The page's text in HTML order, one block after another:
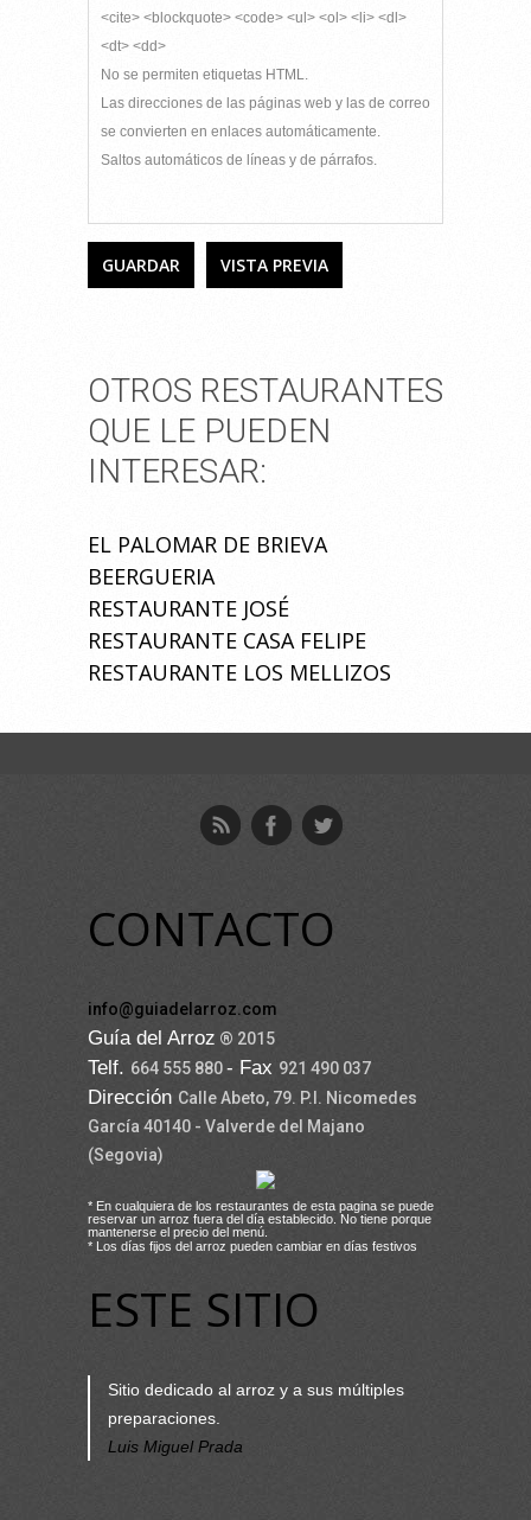
<cite> <blockquote> <code> <ul> <ol> <li> <dl>
<dt> <dd>
No se permiten etiquetas HTML.
Las direcciones de las páginas web y las de correo
se convierten en enlaces automáticamente.
Saltos automáticos de líneas y de párrafos.
OTROS RESTAURANTES
QUE LE PUEDEN
INTERESAR:
EL PALOMAR DE BRIEVA
BEERGUERIA
RESTAURANTE JOSÉ
RESTAURANTE CASA FELIPE
RESTAURANTE LOS MELLIZOS
CONTACTO
info@guiadelarroz.com
Guía del Arroz ® 2015
Telf. 664 555 880- Fax 921 490 037
Dirección Calle Abeto, 79. P.I. Nicomedes
García 40140 - Valverde del Majano
(Segovia)
* En cualquiera de los restaurantes de esta pagina se puede
reservar un arroz fuera del día establecido. No tiene porque
mantenerse el precio del menú.
* Los días fijos del arroz pueden cambiar en días festivos
ESTE SITIO
Sitio dedicado al arroz y a sus múltiples
preparaciones.
Luis Miguel Prada